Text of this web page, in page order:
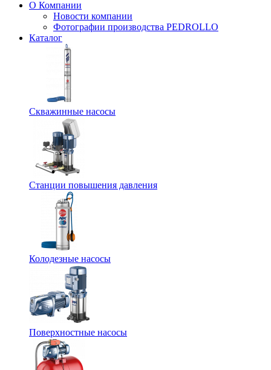
О Компании
Новости компании
Фотографии производства PEDROLLO
Каталог
Скважинные насосы
Станции повышения давления
Колодезные насосы
Поверхностные насосы